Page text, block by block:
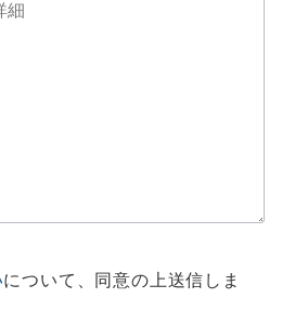
について、同意の上送信しま